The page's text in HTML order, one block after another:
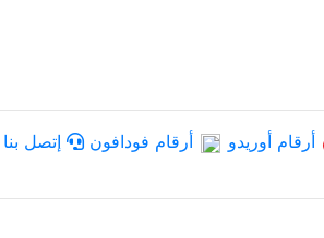
أرقام أوريدو أرقام فودافون إتصل بنا